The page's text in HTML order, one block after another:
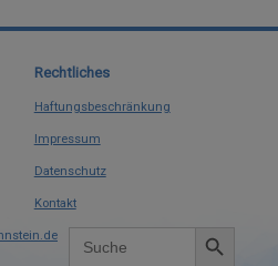
Rechtliches
Haftungsbeschränkung
Impressum
Datenschutz
Kontakt
Search
for:
Search Button